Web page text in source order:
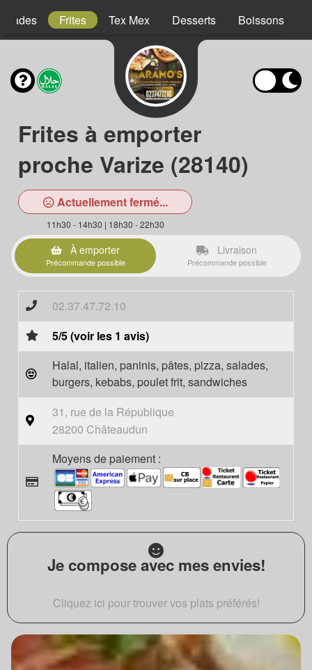
Frites Tex Mex Desserts Boissons
Frites à emporter
proche Varize (28140)
Actuellement fermé...
11h30 - 14h30 | 18h30 - 22h30
À emporter
Précommande possible
Livraison
Précommande possible
02.37.47.72.10
5/5 (voir les 1 avis)
Halal, italien, paninis, pâtes, pizza, salades,
burgers, kebabs, poulet frit, sandwiches
31, rue de la République
28200 Châteaudun
Moyens de paiement :
Je compose avec mes envies!
Cliquez ici pour trouver vos plats préférés!